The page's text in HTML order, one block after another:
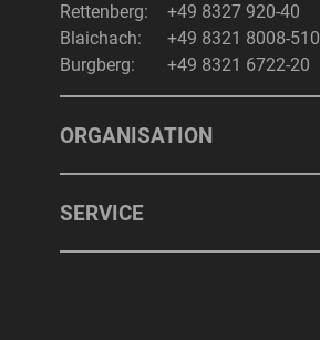
Rettenberg:
+49 8327 920-40
Blaichach:
+49 8321 8008-510
Burgberg:
+49 8321 6722-20
ORGANISATION
SERVICE